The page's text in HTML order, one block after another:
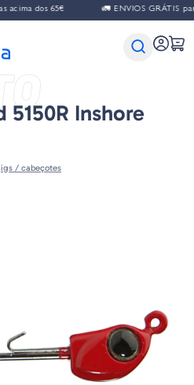
acima dos 65€ 🚛 ENVIOS GRÁTIS
Inshore
/ cabeçotes